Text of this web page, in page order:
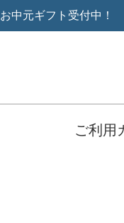
お中元ギフト受付中！
ご利用